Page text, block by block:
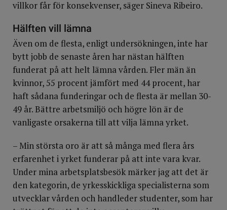
villkor får för konsekvenser, säger Sineva Ribeiro.
Hälften vill lämna
Även om de flesta, enligt undersökningen, inte har
bytt jobb de senaste åren har nästan hälften
funderat på att helt lämna vården. Fler män än
kvinnor, 55 procent jämfört med 44 procent, har
haft sådana funderingar och de flesta är mellan 30-
49 år. Bättre arbetsmiljö och högre lön är de
vanligaste orsakerna till att vilja lämna yrket.
– Min största oro är att så många med flera års
erfarenhet i yrket funderar på att inte vara kvar.
Under mina arbetsplatsbesök märker jag att det är
den kategorin, de yrkesskickliga specialisterna som
utvecklar vården och handleder studenter, som har